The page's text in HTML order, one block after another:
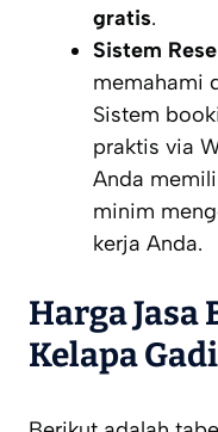
gratis.
Sistem
memahami
Sistem
praktis via
Anda
minim
kerja Anda.
Harga
Kelapa